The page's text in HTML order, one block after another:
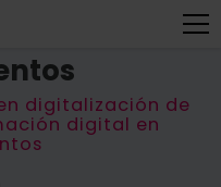
digitalización de
digital en